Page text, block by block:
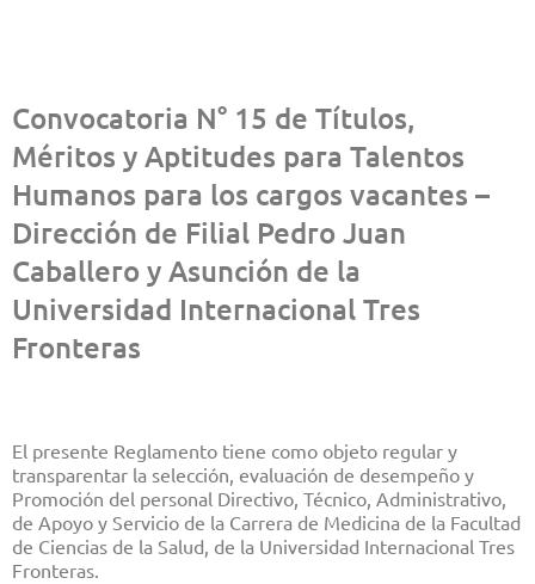
Convocatoria N° 15 de Títulos,
Méritos y Aptitudes para Talentos
Humanos para los cargos vacantes –
Dirección de Filial Pedro Juan
Caballero y Asunción de la
Universidad Internacional Tres
Fronteras
El presente Reglamento tiene como objeto regular y
transparentar la selección, evaluación de desempeño y
Promoción del personal Directivo, Técnico, Administrativo,
de Apoyo y Servicio de la Carrera de Medicina de la Facultad
de Ciencias de la Salud, de la Universidad Internacional Tres
Fronteras.